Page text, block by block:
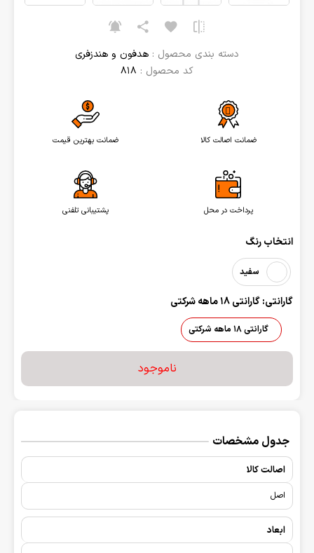
دسته بندی محصول : هدفون و هندزفری
کد محصول : 818
ضمانت اصالت کالا ضمانت بهترین قیمت
پرداخت در محل پشتیبانی تلفنی
انتخاب رنگ
سفید
گارانتی: گارانتی 18 ماهه شرکتی
گارانتی 18 ماهه شرکتی
ناموجود
جدول مشخصات
اصالت کالا
اصل
ابعاد